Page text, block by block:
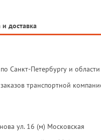
и доставка
Санкт-Петербургу и
транспортной
ул. 16 (м) Московская